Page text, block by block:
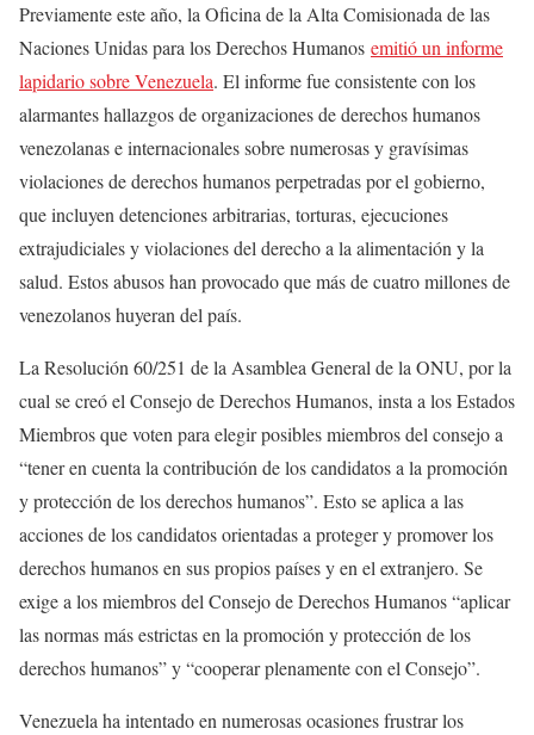
Previamente este año, la Oficina de la Alta Comisionada de las
Naciones Unidas para los Derechos Humanos emitió un informe
lapidario sobre Venezuela. El informe fue consistente con los
alarmantes hallazgos de organizaciones de derechos humanos
venezolanas e internacionales sobre numerosas y gravísimas
violaciones de derechos humanos perpetradas por el gobierno,
que incluyen detenciones arbitrarias, torturas, ejecuciones
extrajudiciales y violaciones del derecho a la alimentación y la
salud. Estos abusos han provocado que más de cuatro millones de
venezolanos huyeran del país.
La Resolución 60/251 de la Asamblea General de la ONU, por la
cual se creó el Consejo de Derechos Humanos, insta a los Estados
Miembros que voten para elegir posibles miembros del consejo a
“tener en cuenta la contribución de los candidatos a la promoción
y protección de los derechos humanos”. Esto se aplica a las
acciones de los candidatos orientadas a proteger y promover los
derechos humanos en sus propios países y en el extranjero. Se
exige a los miembros del Consejo de Derechos Humanos “aplicar
las normas más estrictas en la promoción y protección de los
derechos humanos” y “cooperar plenamente con el Consejo”.
Venezuela ha intentado en numerosas ocasiones frustrar los